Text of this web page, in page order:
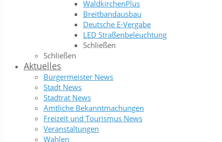
WaldkirchenPlus
Breitbandausbau
Deutsche E-Vergabe
LED Straßenbeleuchtung
Schließen
Schließen
Aktuelles
Bürgermeister News
Stadt News
Stadtrat News
Amtliche Bekanntmachungen
Freizeit und Tourismus News
Veranstaltungen
Wahlen